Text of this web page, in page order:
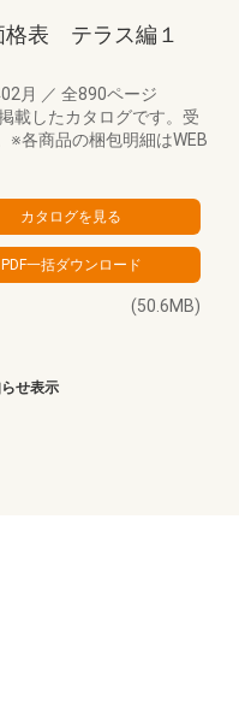
格表 テラス編１
月 ／ 全890ページ
載したカタログです。受
※各商品の梱包明細はWEB
(50.6MB)
せ表示